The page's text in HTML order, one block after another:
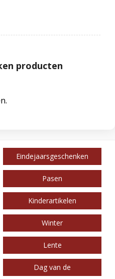
producten
Eindejaarsgeschenken
Pasen
Kinderartikelen
Winter
Lente
Dag van de